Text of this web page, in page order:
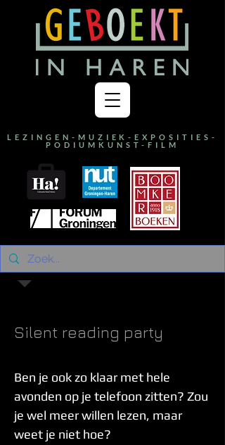
LEZINGEN-MUZIEK-EXPOSITIES-
PODIUMKUNST-FILM
Silent reading party
Ben je ook zo klaar met hele
avonden op je telefoon zitten? Zou
je wel meer willen lezen, maar
weet je niet hoe?